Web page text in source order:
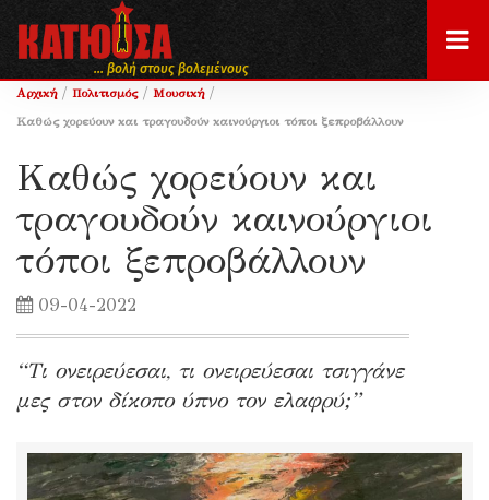
... βολή στους βολεμένους
Αρχική / Πολιτισμός / Μουσική /
Καθώς χορεύουν και τραγουδούν καινούργιοι τόποι ξεπροβάλλουν
Καθώς χορεύουν και
τραγουδούν καινούργιοι
τόποι ξεπροβάλλουν
09-04-2022
“Τι ονειρεύεσαι, τι ονειρεύεσαι τσιγγάνε
μες στον δίκοπο ύπνο τον ελαφρύ;”